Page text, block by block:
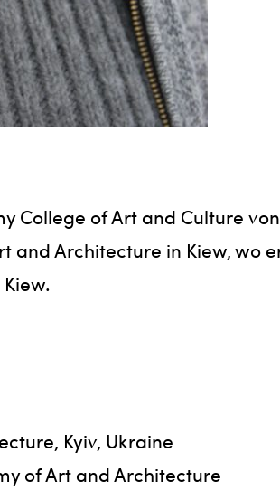
College of Art and Culture
and Architecture in Kiew, wo
Kyiv, Ukraine
of Art and Architecture